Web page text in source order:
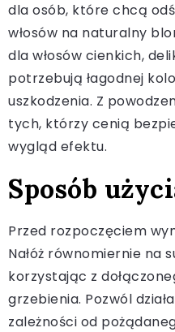
dla osób, które chcą
włosów na naturalny
dla włosów cienkich,
potrzebują łagodnej
uszkodzenia. Z
tych, którzy cenią
wygląd efektu.
Sposób
Przed rozpoczęciem
Nałóż równomiernie na
korzystając z
grzebienia. Pozwól
zależności od